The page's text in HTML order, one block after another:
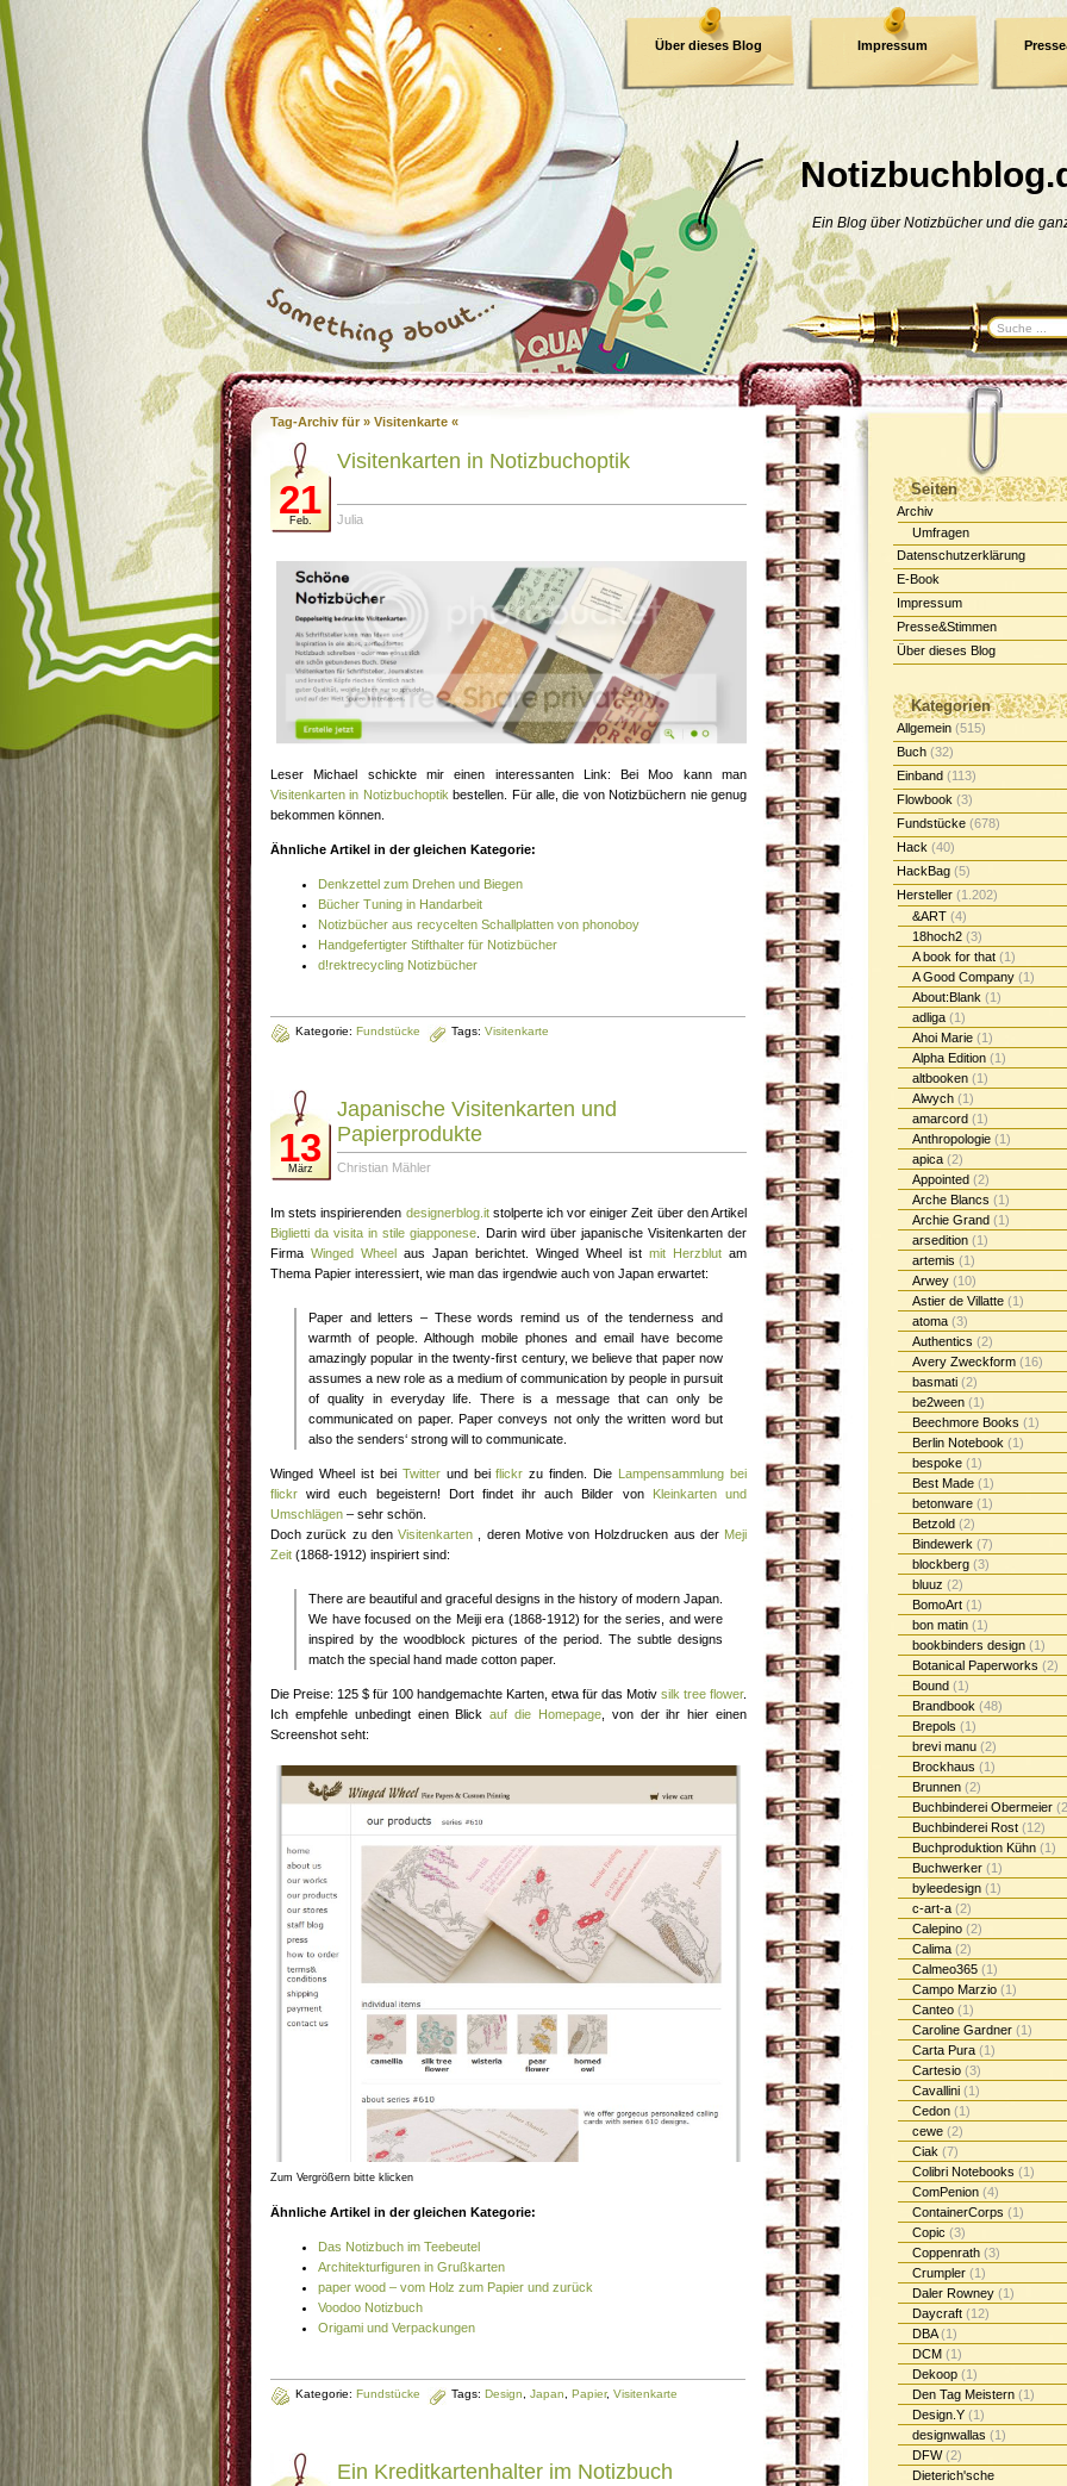
Ein Blog über Notizbücher und die
Über dieses Blog Impressum
Datenschutzerklärung
Tag-Archiv für » Visitenkarte «
21
Feb.
Visitenkarten in Notizbuchoptik
Julia
Leser Michael schickte mir einen interessanten Link: Bei Moo kann man
Visitenkarten in Notizbuchoptikbestellen. Für alle, die von Notizbüchern nie genug
bekommen können.
Ähnliche Artikel in der gleichen Kategorie:
Denkzettel zum Drehen und Biegen
Bücher Tuning in Handarbeit
Notizbücher aus recycelten Schallplatten von phonoboy
Handgefertigter Stifthalter für Notizbücher
d!rektrecycling Notizbücher
Kategorie: Fundstücke Tags: Visitenkarte
13
März
Japanische Visitenkarten und
Papierprodukte
Christian Mähler
Im stets inspirierenden designerblog.itstolperte ich vor einiger Zeit über den Artikel
Biglietti da visita in stile giapponese . Darin wird über japanische Visitenkarten der
Firma Winged Wheel aus Japan berichtet. Winged Wheel ist mit Herzblut am
Thema Papier interessiert, wie man das irgendwie auch von Japan erwartet:
Paper and letters – These words remind us of the tenderness and
warmth of people. Although mobile phones and email have become
amazingly popular in the twenty-first century, we believe that paper now
assumes a new role as a medium of communication by people in pursuit
of quality in everyday life. There is a message that can only be
communicated on paper. Paper conveys not only the written word but
also the senders‘ strong will to communicate.
Winged Wheel ist bei Twitterund beiflickr zu finden. Die Lampensammlung bei
flickr wird euch begeistern! Dort findet ihr auch Bilder von Kleinkarten und
Umschlägen – sehr schön.
Doch zurück zu den Visitenkarten , deren Motive von Holzdrucken aus der Meji
Zeit (1868-1912) inspiriert sind:
There are beautiful and graceful designs in the history of modern Japan.
We have focused on the Meiji era (1868-1912) for the series, and were
inspired by the woodblock pictures of the period. The subtle designs
match the special hand made cotton paper.
Die Preise: 125 $ für 100 handgemachte Karten, etwa für das Motiv silk tree flower.
Ich empfehle unbedingt einen Blickauf die Homepage, von der ihr hier einen
Screenshot seht:
Zum Vergrößern bitte klicken
Ähnliche Artikel in der gleichen Kategorie:
Das Notizbuch im Teebeutel
Architekturfiguren in Grußkarten
paper wood – vom Holz zum Papier und zurück
Voodoo Notizbuch
Origami und Verpackungen
Kategorie: Fundstücke Tags: Design Japan Papier, Visitenkarte
Ein Kreditkartenhalter im Notizbuch
Seiten
Archiv
Umfragen
Datenschutzerklärung
E-Book
Impressum
Presse&Stimmen
Über dieses Blog
Kategorien
Allgemein (515)
Buch (32)
Einband (113)
Flowbook (3)
Fundstücke (678)
Hack (40)
HackBag (5)
Hersteller (1.202)
&ART (4)
18hoch2 (3)
A book for that (1)
A Good Company (1)
About:Blank (1)
adliga (1)
Ahoi Marie (1)
Alpha Edition (1)
altbooken (1)
Alwych (1)
amarcord (1)
Anthropologie (1)
apica (2)
Appointed (2)
Arche Blancs (1)
Archie Grand (1)
arsedition (1)
artemis (1)
Arwey (10)
Astier de Villatte (1)
atoma (3)
Authentics (2)
Avery Zweckform (16)
basmati (2)
be2ween (1)
Beechmore Books (1)
Berlin Notebook (1)
bespoke (1)
Best Made (1)
betonware (1)
Betzold (2)
Bindewerk (7)
blockberg (3)
bluuz (2)
BomoArt (1)
bon matin (1)
bookbinders design (1)
Botanical Paperworks (2)
Bound (1)
Brandbook (48)
Brepols (1)
brevi manu (2)
Brockhaus (1)
Brunnen (2)
Buchbinderei Obermeier
Buchbinderei Rost (12)
Buchproduktion Kühn (1)
Buchwerker (1)
byleedesign (1)
c-art-a (2)
Calepino (2)
Calima (2)
Calmeo365 (1)
Campo Marzio (1)
Canteo (1)
Caroline Gardner (1)
Carta Pura (1)
Cartesio (3)
Cavallini (1)
Cedon (1)
cewe (2)
Ciak (7)
Colibri Notebooks (1)
ComPenion (4)
ContainerCorps (1)
Copic (3)
Coppenrath (3)
Crumpler (1)
Daler Rowney (1)
Daycraft (12)
DBA(1)
DCM (1)
Dekoop (1)
Den Tag Meistern (1)
Design.Y (1)
designwallas (1)
DFW(2)
Dieterich'sche